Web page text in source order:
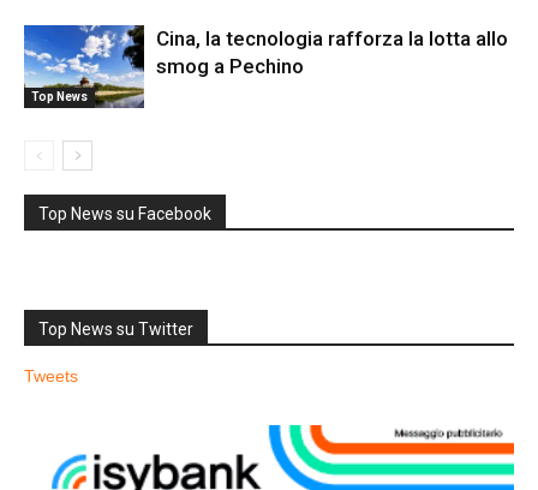
Top News
Cina, la tecnologia rafforza la lotta allo
smog a Pechino
Top News su Facebook
Top News su Twitter
Tweets